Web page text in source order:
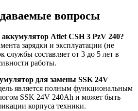
вопросы
Atlet CSH 3 PzV 240?
зарядки и эксплуатации (не
службы составляет от 3 до 5 лет в
работы.
для замены SSK 24V
является полным функциональным
SSK 24V 240Ah и может быть
корпуса техники.